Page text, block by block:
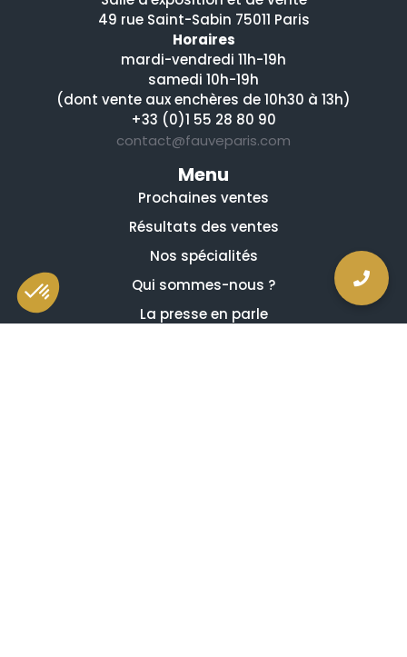
49 rue Saint-Sabin 75011 Paris
Horaires
mardi-vendredi 11h-19h
samedi 10h-19h
(dont vente aux enchères de 10h30 à 13h)
+33 (0)1 55 28 80 90
contact@fauveparis.com
Menu
Prochaines ventes
Résultats des ventes
Nos spécialités
Qui sommes-nous ?
La presse en parle